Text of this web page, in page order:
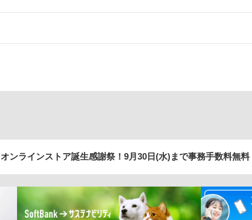
オンラインストア誕生感謝祭！ 9月30日(水)まで事務手数料無